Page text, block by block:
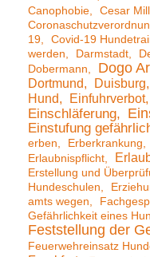
Canophobie Cesar
19
Covid-19
werden
Darmstadt
Dobermann
Dogo
Dortmund Duisburg
Hund
Einfuhrverbot
Einschläferung
Einstufung
erben
Erberkrankung
Erlaubnispflicht
Erstellung und
Hundeschulen
amts wegen
Gefährlichkeit eines
Feststellung der
Feuerwehreinsatz